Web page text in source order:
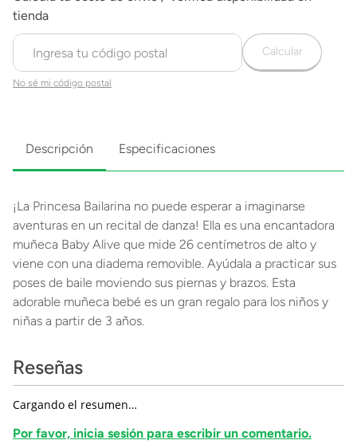
No sé mi código postal
Calcular
Descripción Especificaciones
¡La Princesa Bailarina no puede esperar a imaginarse
aventuras en un recital de danza! Ella es una encantadora
muñeca Baby Alive que mide 26 centímetros de alto y
viene con una diadema removible. Ayúdala a practicar sus
poses de baile moviendo sus piernas y brazos. Esta
adorable muñeca bebé es un gran regalo para los niños y
niñas a partir de 3 años.
Reseñas
Cargando el resumen…
Por favor, inicia sesión para escribir un comentario.